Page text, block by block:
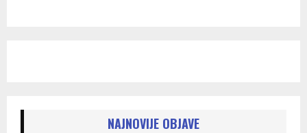
NAJNOVIJE OBJAVE